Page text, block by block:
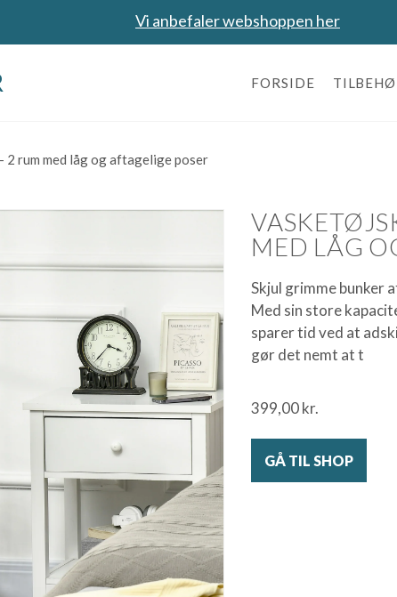
Vi anbefaler webshoppen her
FORSIDE
2 rum med låg og aftagelige poser
MED LÅG
Skjul grimme bunker
Med sin store
sparer tid ved at
gør det nemt at t
399,00kr.
GÅ TIL SHOP